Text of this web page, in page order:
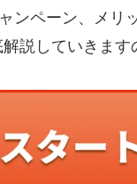
ンペーン、メリ
説していきます